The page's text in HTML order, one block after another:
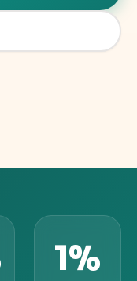
W-2
RECEIPT
1%